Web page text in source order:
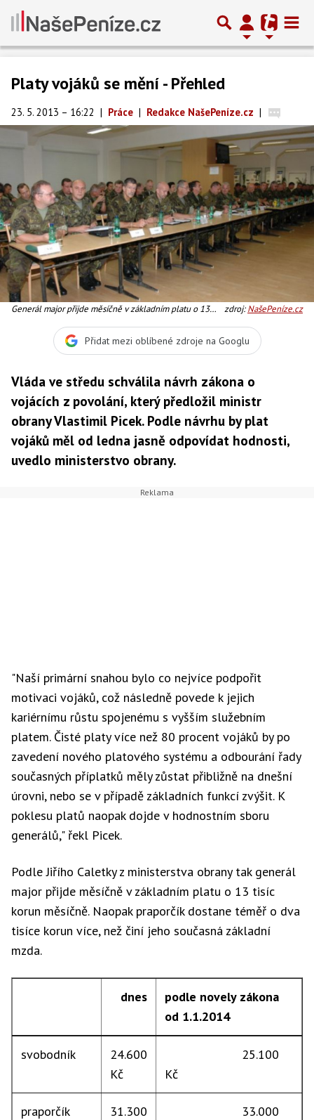
Platy vojáků se mění - Přehled
23. 5. 2013 – 16:22 | Práce | Redakce NašePeníze.cz |
Generál major přijde měsíčně v základním platu o 13
dva tisíce korun více, Foto: Army
zdroj:NašePeníze.cz
Přidat mezi oblíbené zdroje na Googlu
Vláda ve středu schválila návrh zákona o
vojácích z povolání, který předložil ministr
obrany Vlastimil Picek. Podle návrhu by plat
vojáků měl od ledna jasně odpovídat hodnosti,
uvedlo ministerstvo obrany.
"Naší primární snahou bylo co nejvíce podpořit
motivaci vojáků, což následně povede k jejich
kariérnímu růstu spojenému s vyšším služebním
platem. Čisté platy více než 80 procent vojáků by po
zavedení nového platového systému a odbourání řady
současných příplatků měly zůstat přibližně na dnešní
úrovni, nebo se v případě základních funkcí zvýšit. K
poklesu platů naopak dojde v hodnostním sboru
generálů," řekl Picek.
Podle Jiřího Caletky z ministerstva obrany tak generál
major přijde měsíčně v základním platu o 13 tisíc
korun měsíčně. Naopak praporčík dostane téměř o dva
tisíce korun více, než činí jeho současná základní
mzda.
dnes
podle novely zákona
od 1.1.2014
svobodník
24.600
Kč
25.100
Kč
praporčík
31.300
33.000